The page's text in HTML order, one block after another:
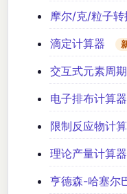
摩尔/克/粒子转
滴定计算器
交互式元素周
电子排布计算器
限制反应物计
理论产量计算器
亨德森-哈塞尔